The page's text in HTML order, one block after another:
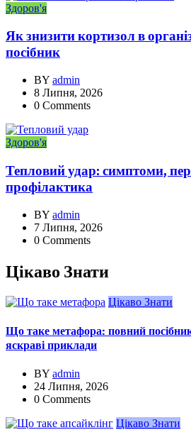
Здоров'я
Як знизити кортизол в
посібник
BY admin
8 Липня, 2026
0 Comments
Здоров'я
Тепловий удар: симптоми,
профілактика
BY admin
7 Липня, 2026
0 Comments
Цікаво Знати
Цікаво Знати
Що таке метафора: повний
яскраві приклади
BY admin
24 Липня, 2026
0 Comments
Цікаво Знати